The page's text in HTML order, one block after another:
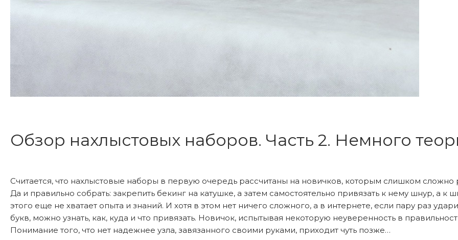
Обзор нахлыстовых наборов. Часть 2. Немного
Считается, что нахлыстовые наборы в первую очередь рассчитаны на новичков, которым слишком сложно
Да и правильно собрать: закрепить бекинг на катушке, а затем самостоятельно привязать к нему шнур, а к
этого еще не хватает опыта и знаний. И хотя в этом нет ничего сложного, а в интернете, если пару раз
букв, можно узнать, как, куда и что привязать. Новичок, испытывая некоторую неуверенность в
Понимание того, что нет надежнее узла, завязанного своими руками, приходит чуть позже…